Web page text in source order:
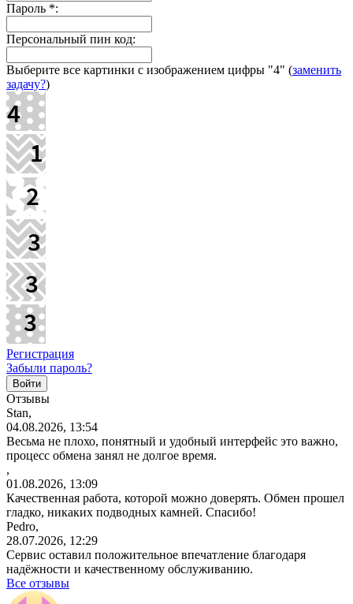
Пароль *:
Персональный пин код:
Выберите все картинки с изображением цифры "4" (заменить
задачу?)
Регистрация
Забыли пароль?
Отзывы
Stan,
04.08.2026, 13:54
Весьма не плохо, понятный и удобный интерфейс это важно,
процесс обмена занял не долгое время.
,
01.08.2026, 13:09
Качественная работа, которой можно доверять. Обмен прошел
гладко, никаких подводных камней. Спасибо!
Pedro,
28.07.2026, 12:29
Сервис оставил положительное впечатление благодаря
надёжности и качественному обслуживанию.
Все отзывы